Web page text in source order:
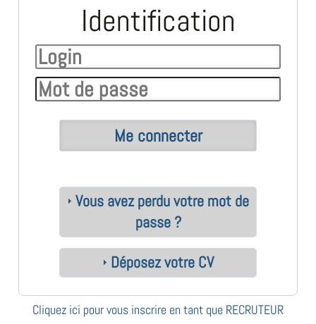
Identification
Vous avez perdu votre mot de
passe ?
Déposez votre CV
Cliquez ici pour vous inscrire en tant que RECRUTEUR